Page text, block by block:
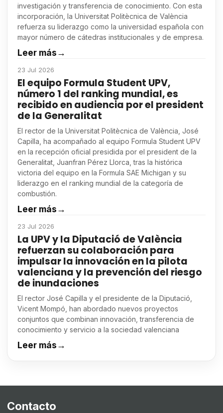
investigación y transferencia de conocimiento. Con esta
incorporación, la Universitat Politècnica de València
refuerza su liderazgo como la universidad española con
mayor número de cátedras institucionales y de empresa.
Leer más→
23 Jul 2026
El equipo Formula Student UPV,
número 1 del ranking mundial, es
recibido en audiencia por el president
de la Generalitat
El rector de la Universitat Politècnica de València, José
Capilla, ha acompañado al equipo Formula Student UPV
en la recepción oficial presidida por el president de la
Generalitat, Juanfran Pérez Llorca, tras la histórica
victoria del equipo en la Formula SAE Michigan y su
liderazgo en el ranking mundial de la categoría de
combustión.
Leer más→
23 Jul 2026
La UPV y la Diputació de València
refuerzan su colaboración para
impulsar la innovación en la pilota
valenciana y la prevención del riesgo
de inundaciones
El rector José Capilla y el presidente de la Diputació,
Vicent Mompó, han abordado nuevos proyectos
conjuntos que combinan innovación, transferencia de
conocimiento y servicio a la sociedad valenciana
Leer más→
Contacto